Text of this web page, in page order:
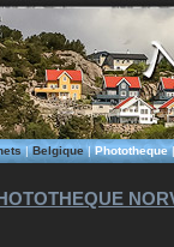
|Belgique|Phototheque